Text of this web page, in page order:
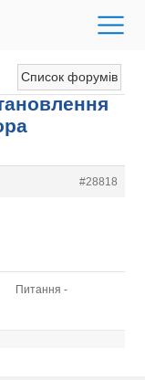
Список форумів
#28818
Питання -